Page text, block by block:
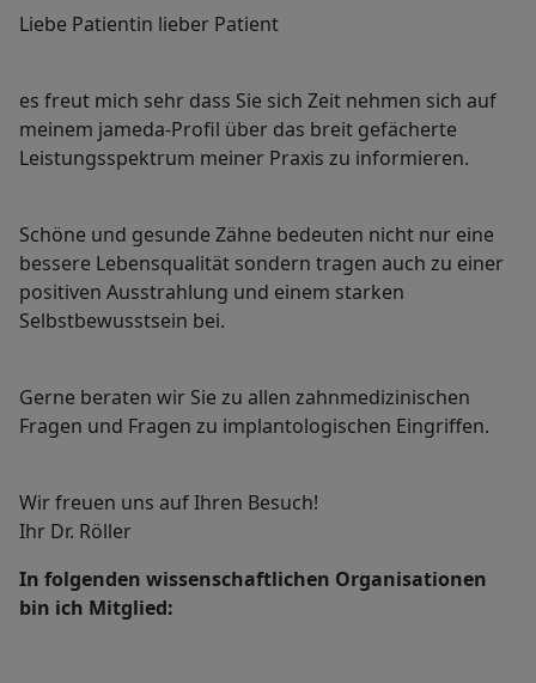
Liebe Patientin lieber Patient
es freut mich sehr dass Sie sich Zeit nehmen sich auf
meinem jameda-Profil über das breit gefächerte
Leistungsspektrum meiner Praxis zu informieren.
Schöne und gesunde Zähne bedeuten nicht nur eine
bessere Lebensqualität sondern tragen auch zu einer
positiven Ausstrahlung und einem starken
Selbstbewusstsein bei.
Gerne beraten wir Sie zu allen zahnmedizinischen
Fragen und Fragen zu implantologischen Eingriffen.
Wir freuen uns auf Ihren Besuch!
Ihr Dr. Röller
In folgenden wissenschaftlichen Organisationen
bin ich Mitglied: